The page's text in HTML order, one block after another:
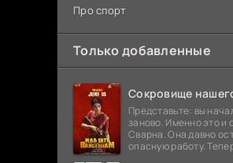
Про спорт
Только добавленные
Представьте: вы
заново. Именно это и
Сварна. Она давно
опасную работу.